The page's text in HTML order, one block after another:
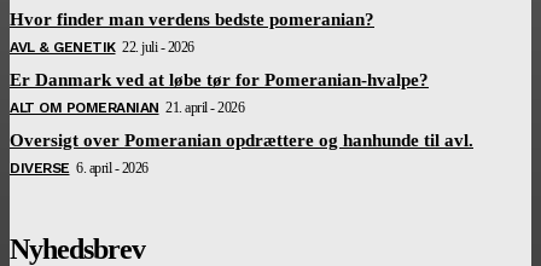
Hvor finder man verdens bedste pomeranian?
AVL & GENETIK 22. juli - 2026
Er Danmark ved at løbe tør for Pomeranian-hvalpe?
ALT OM POMERANIAN 21. april - 2026
Oversigt over Pomeranian opdrættere og hanhunde til avl.
DIVERSE 6. april - 2026
Nyhedsbrev